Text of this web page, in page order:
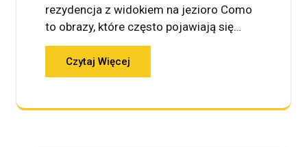
rezydencja z widokiem na jezioro Como
to obrazy, które często pojawiają się…
Czytaj Więcej